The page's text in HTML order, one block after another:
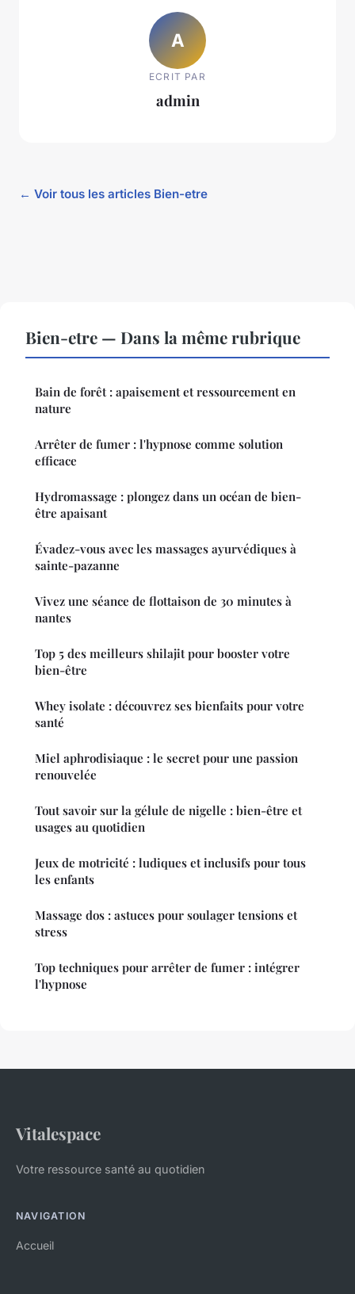
A
ECRIT PAR
admin
← Voir tous les articles Bien-etre
Bien-etre — Dans la même rubrique
Bain de forêt : apaisement et ressourcement en
nature
Arrêter de fumer : l'hypnose comme solution
efficace
Hydromassage : plongez dans un océan de bien-
être apaisant
Évadez-vous avec les massages ayurvédiques à
sainte-pazanne
Vivez une séance de flottaison de 30 minutes à
nantes
Top 5 des meilleurs shilajit pour booster votre
bien-être
Whey isolate : découvrez ses bienfaits pour votre
santé
Miel aphrodisiaque : le secret pour une passion
renouvelée
Tout savoir sur la gélule de nigelle : bien-être et
usages au quotidien
Jeux de motricité : ludiques et inclusifs pour tous
les enfants
Massage dos : astuces pour soulager tensions et
stress
Top techniques pour arrêter de fumer : intégrer
l'hypnose
Vitalespace
Votre ressource santé au quotidien
NAVIGATION
Accueil